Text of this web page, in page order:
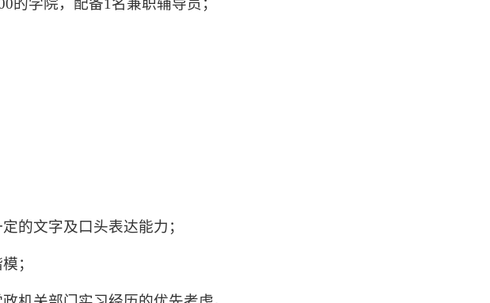
的学院，配备1 名兼职辅导员；
的文字及口头表达能力；
；